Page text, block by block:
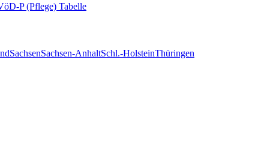
P (Pflege) Tabelle
SachsenSachsen-AnhaltSchl.-HolsteinThüringen